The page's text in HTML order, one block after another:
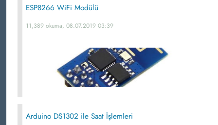
ESP8266 WiFi Modülü
11,389 okuma, 08.07.2019 03:39
Arduino DS1302 ile Saat İşlemleri